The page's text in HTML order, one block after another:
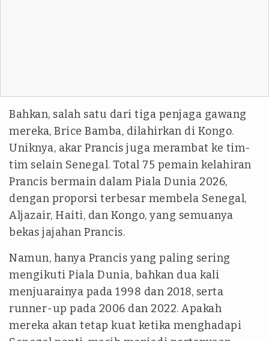
Bahkan, salah satu dari tiga penjaga gawang
mereka, Brice Bamba, dilahirkan di Kongo.
Uniknya, akar Prancis juga merambat ke tim-
tim selain Senegal. Total 75 pemain kelahiran
Prancis bermain dalam Piala Dunia 2026,
dengan proporsi terbesar membela Senegal,
Aljazair, Haiti, dan Kongo, yang semuanya
bekas jajahan Prancis.
Namun, hanya Prancis yang paling sering
mengikuti Piala Dunia, bahkan dua kali
menjuarainya pada 1998 dan 2018, serta
runner-up pada 2006 dan 2022. Apakah
mereka akan tetap kuat ketika menghadapi